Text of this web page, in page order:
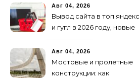
Авг 04, 2026
Вывод сайта в топ
и гугл в 2026 году, новые
Авг 04, 2026
Мостовые и пролетные
конструкции: как